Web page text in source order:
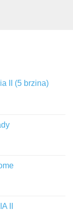
II (5 brzina)
II